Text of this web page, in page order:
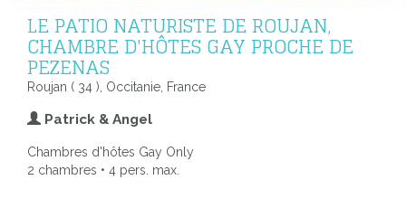
LE PATIO NATURISTE DE ROUJAN,
CHAMBRE D'HÔTES GAY PROCHE DE
PEZENAS
Roujan ( 34 ), Occitanie, France
Patrick & Angel
Chambres d'hôtes Gay Only
2 chambres • 4 pers. max.